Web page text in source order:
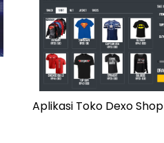
Aplikasi Toko Dexo Shop